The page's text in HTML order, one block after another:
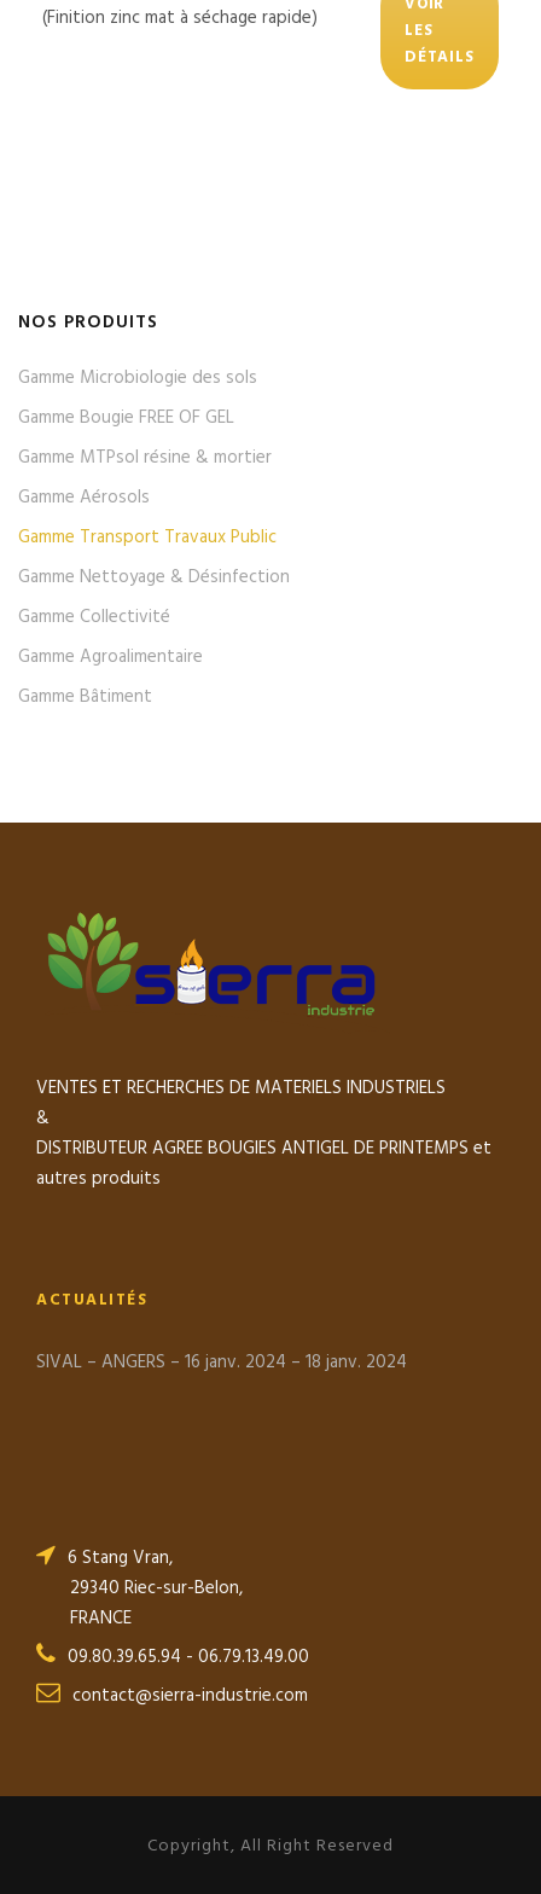
(Finition zinc mat à séchage rapide)
LES
DÉTAILS
NOS PRODUITS
Gamme Microbiologie des sols
Gamme Bougie FREE OF GEL
Gamme MTPsol résine & mortier
Gamme Aérosols
Gamme Transport Travaux Public
Gamme Nettoyage & Désinfection
Gamme Collectivité
Gamme Agroalimentaire
Gamme Bâtiment
VENTES ET RECHERCHES DE MATERIELS INDUSTRIELS
&
DISTRIBUTEUR AGREE BOUGIES ANTIGEL DE PRINTEMPS et
autres produits
ACTUALITÉS
SIVAL – ANGERS – 16 janv. 2024 – 18 janv. 2024
6 Stang Vran,
29340 Riec-sur-Belon,
FRANCE
09.80.39.65.94 - 06.79.13.49.00
contact@sierra-industrie.com
Copyright, All Right Reserved